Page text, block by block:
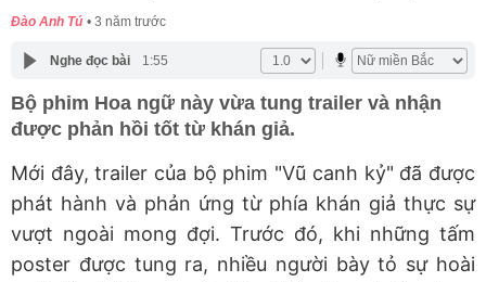
Đào Anh Tú 3 năm trước
Nghe đọc bài 1:55
Bộ phim Hoa ngữ này vừa tung trailer và nhận
được phản hồi tốt từ khán giả.
Mới đây, trailer của bộ phim "Vũ canh kỷ" đã được
phát hành và phản ứng từ phía khán giả thực sự
vượt ngoài mong đợi. Trước đó, khi những tấm
poster được tung ra, nhiều người bày tỏ sự hoài